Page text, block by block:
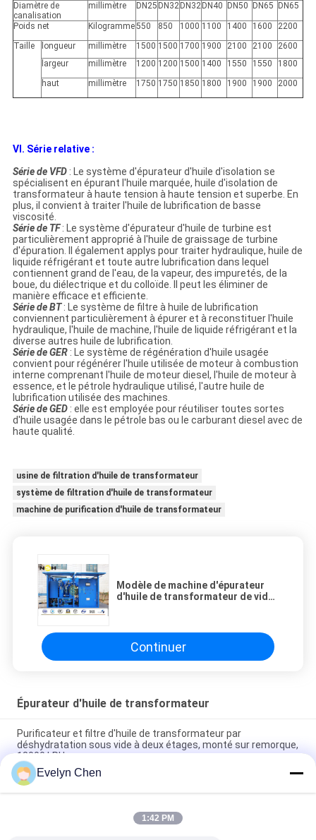
Diamètre de
canalisation
millimètre DN25 DN32 DN32 DN40 DN50 DN65 DN65
Poids net Kilogramme550 850 1000 1100 1400 1600
2200
Taille
longueur millimètre 1500 1500 1700 1900 2100 2100
2600
largeur
millimètre 1200 1200 1500 1400 1550 1550
1800
haut
millimètre 1750 1750 1850 1800 1900 1900 2000
VI. Série relative :
Série de VFD: Le système d'épurateur d'huile d'isolation se
spécialisent en épurant l'huile marquée, huile d'isolation de
transformateur à haute tension à haute tension et superbe. En
plus, il convient à traiter l'huile de lubrification de basse
viscosité.
Série de TF: Le système d'épurateur d'huile de turbine est
particulièrement approprié à l'huile de graissage de turbine
d'épuration. Il également applys pour traiter hydraulique, huile de
liquide réfrigérant et toute autre lubrification dans lequel
contiennent grand de l'eau, de la vapeur, des impuretés, de la
boue, du diélectrique et du colloïde. Il peut les éliminer de
manière efficace et efficiente.
Série de BT: Le système de filtre à huile de lubrification
conviennent particulièrement à épurer et à reconstituer l'huile
hydraulique, l'huile de machine, l'huile de liquide réfrigérant et la
diverse autres huile de lubrification.
Série de GER: Le système de régénération d'huile usagée
convient pour régénérer l'huile utilisée de moteur à combustion
interne comprenant l'huile de moteur diesel, l'huile de moteur à
essence, et le pétrole hydraulique utilisé, l'autre huile de
lubrification utilisée des machines.
Série de GED: elle est employée pour réutiliser toutes sortes
d'huile usagée dans le pétrole bas ou le carburant diesel avec de
haute qualité.
usine de filtration d'huile de transformateur
système de filtration d'huile de transformateur
machine de purification d'huile de transformateur
Modèle de machine d'épurateur
d'huile de transformateur de vide
Continuer
Épurateur d'huile de transformateur
Purificateur et filtre d'huile de transformateur par
déshydratation sous vide à deux étages, monté sur remorque,
18000 LPH
Restaurer la rigidité diélectrique de l'huile de transformateur à
≥75 kV sur site pour les transformateurs de 110 kV
Épurateur d'huile de vide de déshydrateur d'acier inoxydable
Evelyn Chen
1:42 PM